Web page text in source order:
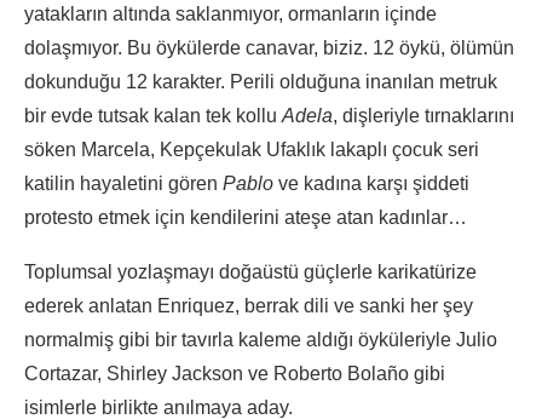
yatakların altında saklanmıyor, ormanların içinde
dolaşmıyor. Bu öykülerde canavar, biziz. 12 öykü, ölümün
dokunduğu 12 karakter. Perili olduğuna inanılan metruk
bir evde tutsak kalan tek kollu Adela, dişleriyle tırnaklarını
söken Marcela, Kepçekulak Ufaklık lakaplı çocuk seri
katilin hayaletini gören Pablo ve kadına karşı şiddeti
protesto etmek için kendilerini ateşe atan kadınlar…
Toplumsal yozlaşmayı doğaüstü güçlerle karikatürize
ederek anlatan Enriquez, berrak dili ve sanki her şey
normalmiş gibi bir tavırla kaleme aldığı öyküleriyle Julio
Cortazar, Shirley Jackson ve Roberto Bolaño gibi
isimlerle birlikte anılmaya aday.